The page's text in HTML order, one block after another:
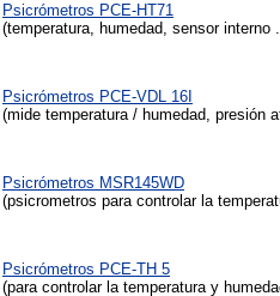
Psicrómetros PCE-HT71
(temperatura, humedad, sensor interno
Psicrómetros PCE-VDL 16I
(mide temperatura / humedad, presión
Psicrómetros MSR145WD
(psicrometros para controlar la
Psicrómetros PCE-TH 5
(para controlar la temperatura y